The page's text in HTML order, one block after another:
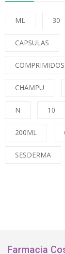
ML 30
CAPSULAS
COMPRIMIDOS
CHAMPU
N 10
200ML
SESDERMA
Farmacia